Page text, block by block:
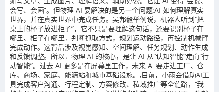
会写、会画”。但物理 AI 要解决的是另一个问题:AI 如何理解真实
世界，并在真实世界中完成任务。吴邦毅举例说，机器人听到“把
桌上的杯子放进柜子”，它不只是要理解这句话，还要识别杯子在
哪里、柜子在哪里，判断抓取方式，规划运动路径，再控制机械臂
完成动作。这背后涉及视觉感知、空间理解、任务规划、动作生成
和反馈调整。所以，物理 AI 的核心，是让 AI 从“认知智能”走向“行
动智能”。过去 AI 更多是在屏幕里工作，未来 AI 要走进工厂、仓
库、商场、家庭、能源站和城市基础设施。,目前，小雨会借助AI工
具完成客户沟通、行程定制、方案修改、私域推广等全链路，“我